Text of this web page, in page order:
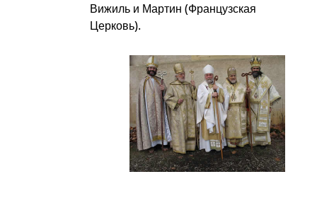
Вижиль и Мартин (Французская
Церковь).